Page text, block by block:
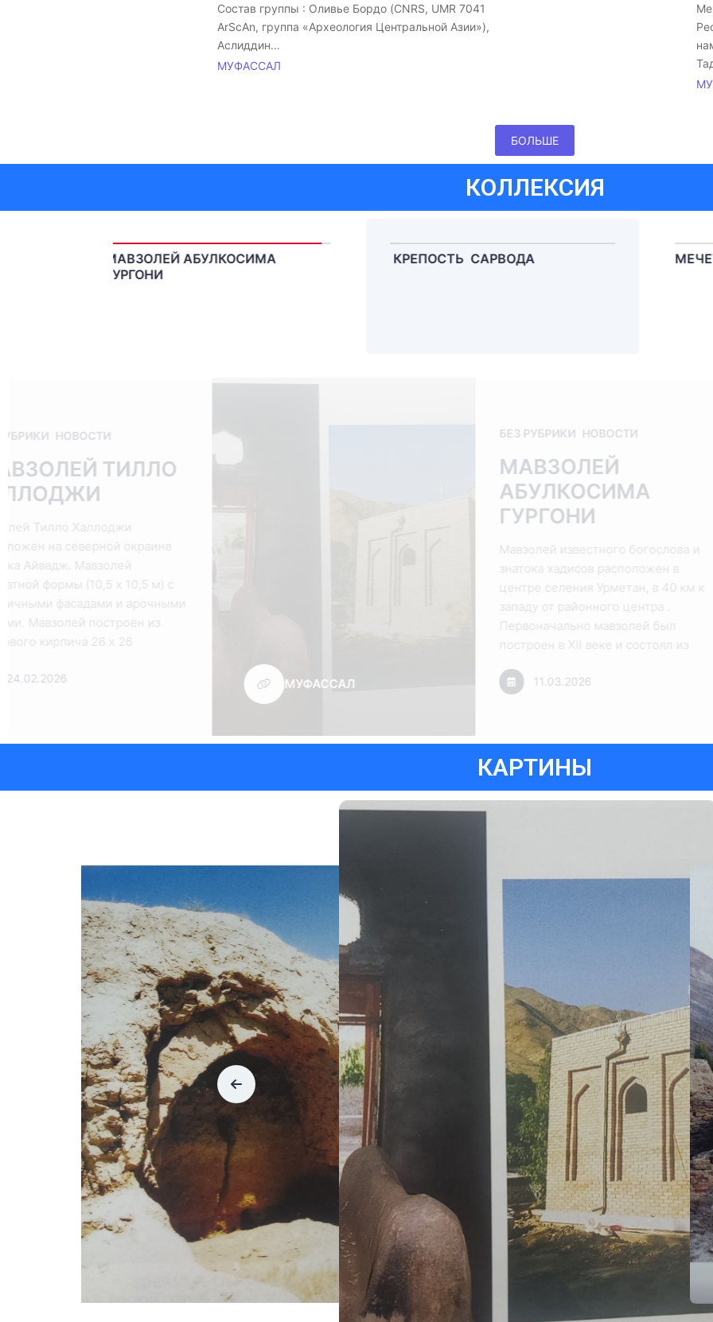
Состав группы : Оливье Бордо (CNRS, UMR 7041
ArScAn, группа «Археология Центральной Азии»),
Аслиддин…
МУФАССАЛ
БОЛЬШЕ
КОЛЛЕКСИЯ
БЕЗ РУБРИКИ
МАВЗОЛЕЙ
АБУЛКОСИМА
Мавзолей известного богослова и
знатока хадисов расположен в
центре селения Урметан, в 40 км к
западу от районного центра .
Первоначально мавзолей был
построен в ХII веке и состоял из
МУФАССАЛ
БЕЗ РУБРИКИ
КРЕПОСТЬ
САРВОДА
Крепость Сарвода
впадения реки Пасруд в
Стены крепости сложены
комбинированно из камня
сырцового кирпича
36 × 6 см. Нижняя часть
крепости каменная,
КРЕПОСТЬ САРВОДА МЕЧЕТЬ КАЛЬА
КАРТИНЫ